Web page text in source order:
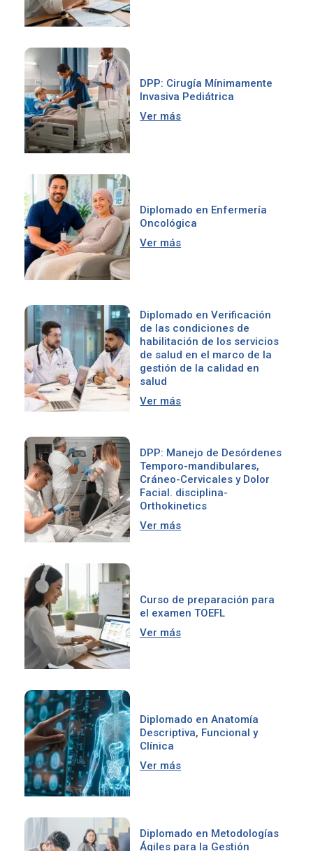
DPP: Cirugía Mínimamente
Invasiva Pediátrica
Ver más
Diplomado en Enfermería
Oncológica
Ver más
Diplomado en Verificación
de las condiciones de
habilitación de los servicios
de salud en el marco de la
gestión de la calidad en
salud
Ver más
DPP: Manejo de Desórdenes
Temporo-mandibulares,
Cráneo-Cervicales y Dolor
Facial. disciplina-
Orthokinetics
Ver más
Curso de preparación para
el examen TOEFL
Ver más
Diplomado en Anatomía
Descriptiva, Funcional y
Clínica
Ver más
Diplomado en Metodologías
Ágiles para la Gestión